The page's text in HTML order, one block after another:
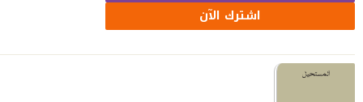
اشترك الآن